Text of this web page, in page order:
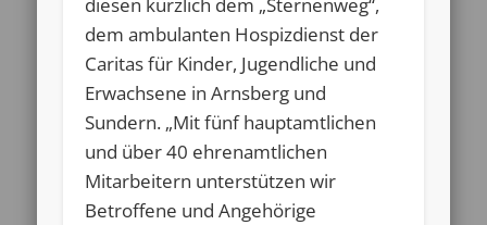
diesen kürzlich dem „Sternenweg“,
dem ambulanten Hospizdienst der
Caritas für Kinder, Jugendliche und
Erwachsene in Arnsberg und
Sundern. „Mit fünf hauptamtlichen
und über 40 ehrenamtlichen
Mitarbeitern unterstützen wir
Betroffene und Angehörige